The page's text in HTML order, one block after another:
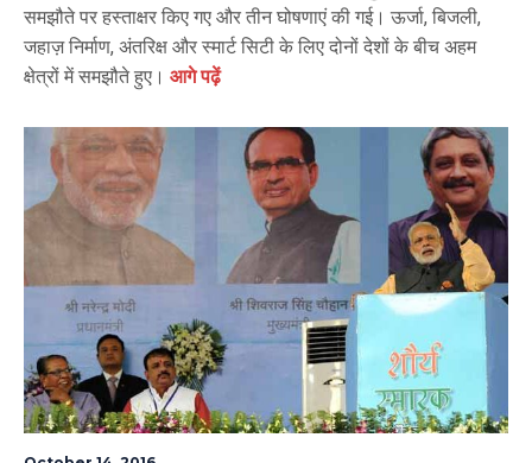
समझौते पर हस्ताक्षर किए गए और तीन घोषणाएं की गई। ऊर्जा, बिजली,
जहाज़ निर्माण, अंतरिक्ष और स्मार्ट सिटी के लिए दोनों देशों के बीच अहम
क्षेत्रों में समझौते हुए। आगे पढ़ें